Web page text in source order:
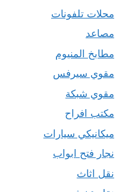
محلات تلفونات
مصاعد
مطابخ المنيوم
مقوي سيرفس
مقوي شبكة
مكتب افراح
ميكانيكي سيارات
نجار فتح ابواب
نقل اثاث